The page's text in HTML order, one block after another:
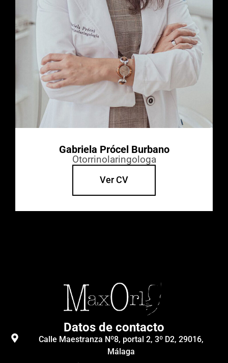
Gabriela Prócel Burbano
Otorrinolaringologa
Ver CV
Datos de contacto
Calle Maestranza Nº8, portal 2, 3º D2, 29016,
Málaga